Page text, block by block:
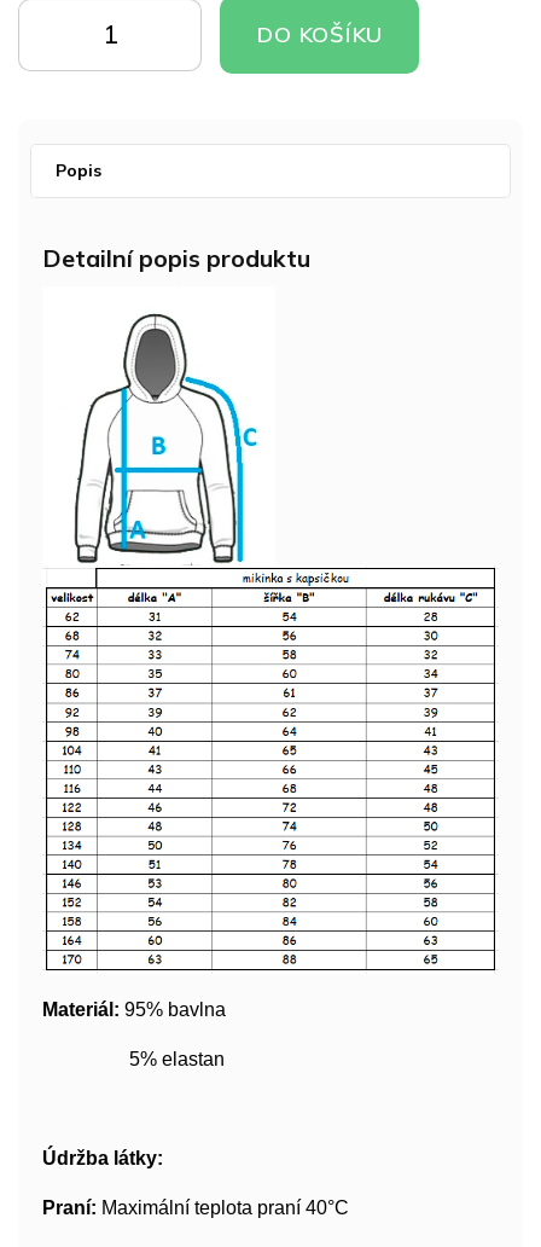
cena:
KOŠÍKU
KOŠÍKU
DO KOŠÍKU
Popis
Detailní popis produktu
Materiál: 95% bavlna
5% elastan
Údržba látky:
Praní: Maximální teplota praní 40°C